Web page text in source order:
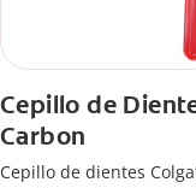
Cepillo de
Carbon
Cepillo de dientes